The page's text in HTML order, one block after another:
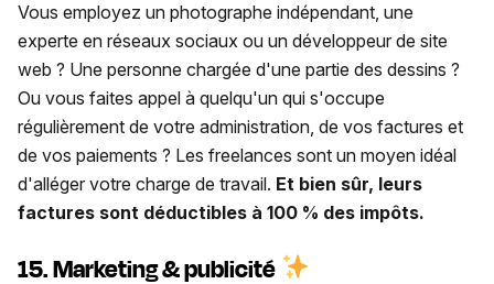
Vous employez un photographe indépendant, une
experte en réseaux sociaux ou un développeur de site
web ? Une personne chargée d'une partie des dessins ?
Ou vous faites appel à quelqu'un qui s'occupe
régulièrement de votre administration, de vos factures et
de vos paiements ? Les freelances sont un moyen idéal
d'alléger votre charge de travail. Et bien sûr, leurs
factures sont déductibles à 100 % des impôts.
15. Marketing & publicité